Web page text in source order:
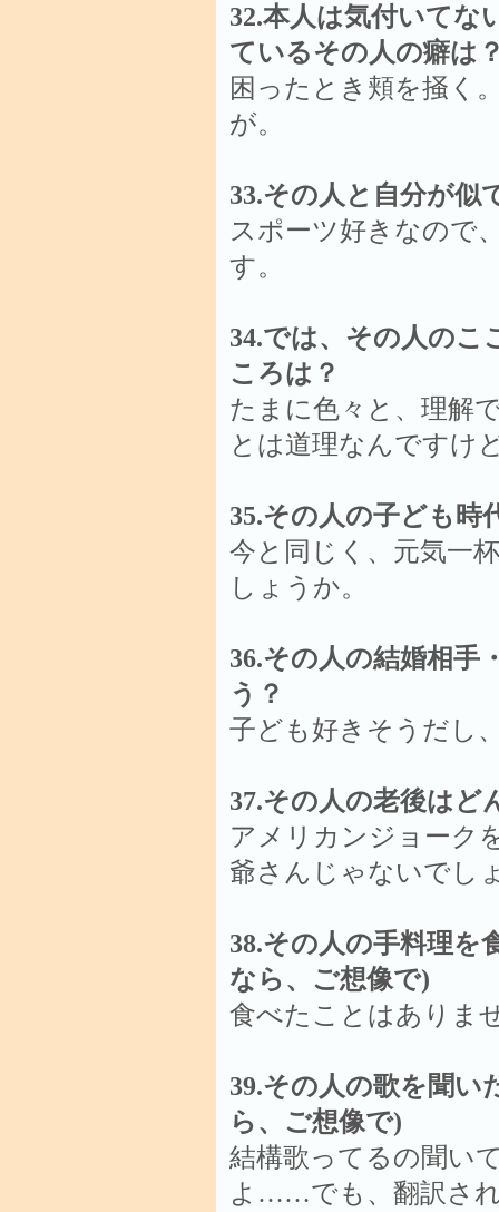
32.本人は気付いてな
ているその人の癖は
困ったとき頬を掻く
が。
33.その人と自分が似
スポーツ好きなので
す。
34.では、その人のこ
ころは？
たまに色々と、理解
とは道理なんですけ
35.その人の子ども時
今と同じく、元気一
しょうか。
36.その人の結婚相手
う？
子ども好きそうだし
37.その人の老後はど
アメリカンジョーク
爺さんじゃないでし
38.その人の手料理を
なら、ご想像で)
食べたことはありま
39.その人の歌を聞い
ら、ご想像で)
結構歌ってるの聞い
よ……でも、翻訳さ